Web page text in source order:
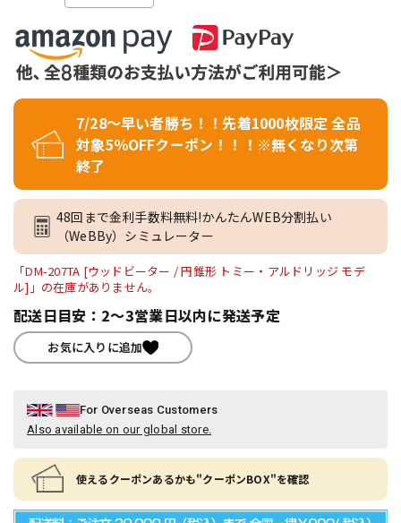
7/28～早い者勝ち！！先着1000枚限定 全品
対象5％OFFクーポン！！！※無くなり次第
終了
48回まで金利手数料無料!かんたんWEB分割払い
（WeBBy）シミュレーター
「DM-207TA [ウッドビーター / 円錐形 トミー・アルドリッジ モデ
ル]」の在庫がありません。
配送日目安：2～3営業日以内に発送予定
お気に入りに追加
For Overseas Customers
Also available on our global store.
使えるクーポンあるかも"クーポンBOX"を確認